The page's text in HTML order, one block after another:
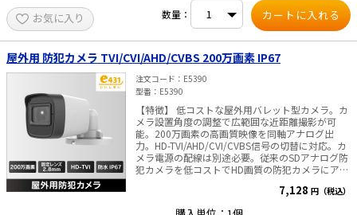
4MP@25/30fps,1080P@25/30 fps 最低被写体照
ャッター速度 1/15~1/50,000 (NTSC)
1/12.5~1/50,000(PAL) Day & Night ICR (IR-
CutFilter removable) / 24H カラー レンズ 2.8mm
固定焦点 視野角 水平:105°,垂直62°,対角131° 調整
角度 水平:0~360°、垂直:0~90°、回転:0~360°
WDR(Wide Dynamic Range) Digital WDR 映像出
力 1ch:HD-TVI マイク 数・ピックアップ距離 x1:
半径5mまで スピーカー 定格出力 2 W スピーカー
範囲 半径5mまで ライト 補助光ライトモード
Smart, IR, White Light LEDライト照射距離 IRライ
ト: 30mまで、白色ライト: 20mまで メニュー 画
像モード STD/HIGH-SAT / HIGH LIGHT AGC
LOW/MIDDLE/HIGH ライティングモード WHITE
露出モード GLOBAL / HLC / BLC / DWDR / HLS フ
コーダー以外では対応していません。 ・ACアダプ
タは付属しておりません。別途販売はこちらより
お気に入り 数量：
屋外用 防犯カメラ TVI/CVI/AHD/CVBS 200万画素 IP67
注文コード
E5390
型番
E5390
【特徴】 低コストな屋外用バレット型カメラ。カ
メラ設置角度の調整で広範囲な近距離撮影が可
能。200万画素の高画質映像を同軸アナログ出
力。HD-TVI/AHD/CVI/CVBS信号の切替に対応。カ
メラ電源の配線は別途必要。従来のSDアナログ防
犯カメラを低コストでHD画質の防犯カメラにアッ
7,128 円（税込）